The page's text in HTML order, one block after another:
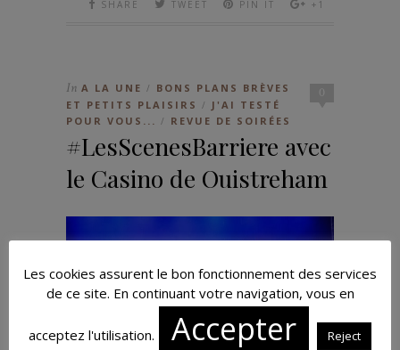
SHARE TWEET PIN IT +1
0
In A LA UNE /
BONS PLANS BRÈVES
ET PETITS PLAISIRS /
J'AI TESTÉ
POUR VOUS... / REVUE DE SOIRÉES
#LesScenesBarriere avec
le Casino de Ouistreham
Les cookies assurent le bon fonctionnement des services
de ce site. En continuant votre navigation, vous en
acceptez l'utilisation. Accepter Reject